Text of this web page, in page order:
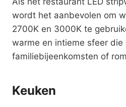
wordt het aanbevolen om
2700K en 3000K te
warme en intieme sfeer
familiebijeenkomsten of
Keuken